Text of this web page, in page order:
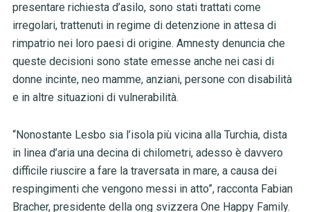
presentare richiesta d’asilo, sono stati trattati come
irregolari, trattenuti in regime di detenzione in attesa di
rimpatrio nei loro paesi di origine. Amnesty denuncia che
queste decisioni sono state emesse anche nei casi di
donne incinte, neo mamme, anziani, persone con disabilità
e in altre situazioni di vulnerabilità.
“Nonostante Lesbo sia l’isola più vicina alla Turchia, dista
in linea d’aria una decina di chilometri, adesso è davvero
difficile riuscire a fare la traversata in mare, a causa dei
respingimenti che vengono messi in atto”, racconta Fabian
Bracher, presidente della ong svizzera One Happy Family.